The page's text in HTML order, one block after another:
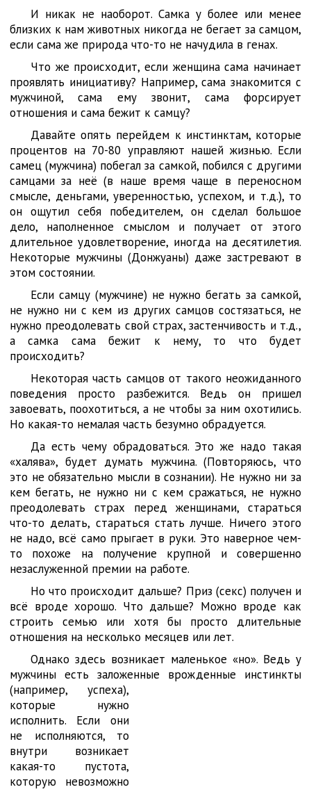
И никак не наоборот. Самка у более или менее
близких к нам животных никогда не бегает за самцом,
если сама же природа что-то не начудила в генах.
Что же происходит, если женщина сама начинает
проявлять инициативу? Например, сама знакомится с
мужчиной, сама ему звонит, сама форсирует
отношения и сама бежит к самцу?
Давайте опять перейдем к инстинктам, которые
процентов на 70-80 управляют нашей жизнью. Если
самец (мужчина) побегал за самкой, побился с другими
самцами за неё (в наше время чаще в переносном
смысле, деньгами, уверенностью, успехом, и т.д.), то
он ощутил себя победителем, он сделал большое
дело, наполненное смыслом и получает от этого
длительное удовлетворение, иногда на десятилетия.
Некоторые мужчины (Донжуаны) даже застревают в
этом состоянии.
Если самцу (мужчине) не нужно бегать за самкой,
не нужно ни с кем из других самцов состязаться, не
нужно преодолевать свой страх, застенчивость и т.д.,
а самка сама бежит к нему, то что будет
происходить?
Некоторая часть самцов от такого неожиданного
поведения просто разбежится. Ведь он пришел
завоевать, поохотиться, а не чтобы за ним охотились.
Но какая-то немалая часть безумно обрадуется.
Да есть чему обрадоваться. Это же надо такая
«халява», будет думать мужчина. (Повторяюсь, что
это не обязательно мысли в сознании). Не нужно ни за
кем бегать, не нужно ни с кем сражаться, не нужно
преодолевать страх перед женщинами, стараться
что-то делать, стараться стать лучше. Ничего этого
не надо, всё само прыгает в руки. Это наверное чем-
то похоже на получение крупной и совершенно
незаслуженной премии на работе.
Но что происходит дальше? Приз (секс) получен и
всё вроде хорошо. Что дальше? Можно вроде как
строить семью или хотя бы просто длительные
отношения на несколько месяцев или лет.
Однако здесь возникает маленькое «но». Ведь у
мужчины есть заложенные врожденные инстинкты
(например, успеха),
которые нужно
исполнить. Если они
не исполняются, то
внутри возникает
какая-то пустота,
которую невозможно